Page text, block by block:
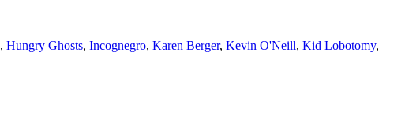
, Hungry Ghosts, Incognegro, Karen Berger, Kevin O'Neill, Kid Lobotomy,